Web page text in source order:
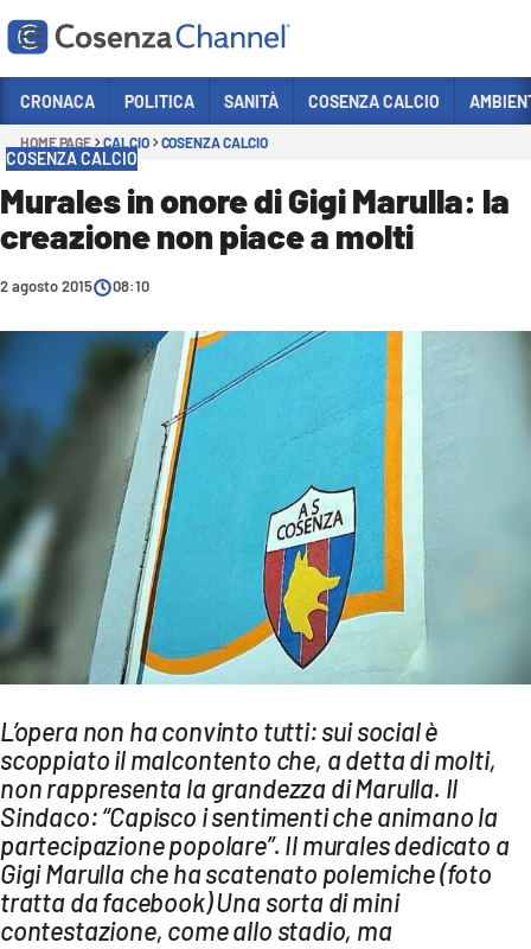
Sezioni
POLITICA
ITALIA MONDO
SANITÀ
SPORT
AMBIENTE
Streaming
LAC NETWORK
LAC ONAIR
LaC
Network
LACPLAY.IT
LACTV.IT
LACONAIR.IT
CRONACA POLITICA SANITÀ COSENZA CALCIO
HOME PAGE CALCIO COSENZA CALCIO
COSENZA CALCIO
Murales in onore di Gigi Marulla: la
creazione non piace a molti
2 agosto 2015 08:10
L’opera non ha convinto tutti: sui social è
scoppiato il malcontento che, a detta di molti,
non rappresenta la grandezza di Marulla. Il
Sindaco: “Capisco i sentimenti che animano la
partecipazione popolare”. Il murales dedicato a
Gigi Marulla che ha scatenato polemiche (foto
tratta da facebook) Una sorta di mini
contestazione, come allo stadio, ma